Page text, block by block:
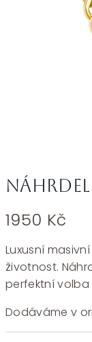
1950 Kč
Luxusní
životnost.
perfektní volba
Dodáváme v